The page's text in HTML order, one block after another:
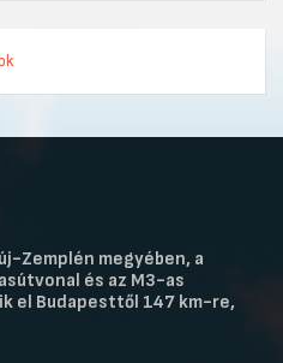
Zemplén megyében, a
és az M3-as
el Budapesttől 147 km-re,